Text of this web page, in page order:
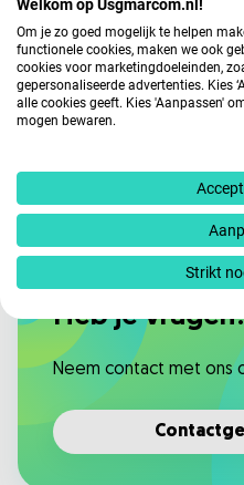
Heb je
Neem contact met ons
Jouw gegevens worden
arbeidsbemiddeling, dit
plaats. In onsprivacy
wij jouw gegevens
Welkom op Usgmarcom.nl!
Om je zo goed mogelijk te helpen
functionele cookies, maken we ook
cookies voor marketingdoeleinden,
gepersonaliseerde advertenties. Kies
alle cookies geeft. Kies 'Aanpassen'
mogen bewaren.
Strikt